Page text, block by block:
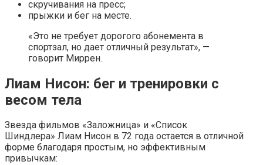
скручивания на пресс;
прыжки и бег на месте.
«Это не требует дорогого абонемента в
спортзал, но дает отличный результат», —
говорит Миррен.
Лиам Нисон: бег и тренировки с
весом тела
Звезда фильмов «Заложница» и «Список
Шиндлера» Лиам Нисон в 72 года остается в отличной
форме благодаря простым, но эффективным
привычкам: